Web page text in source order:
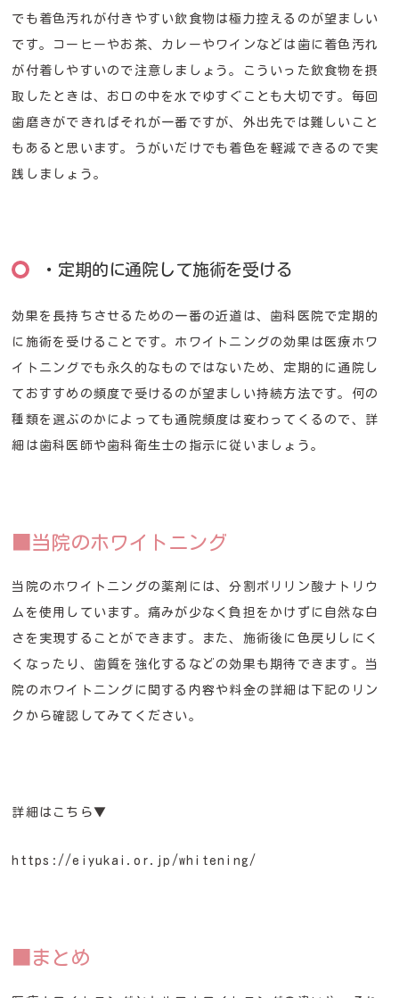
でも着色汚れが付きやすい飲食物は極力控えるのが望ましい
です。コーヒーやお茶、カレーやワインなどは歯に着色汚れ
が付着しやすいので注意しましょう。こういった飲食物を摂
取したときは、お口の中を水でゆすぐことも大切です。毎回
歯磨きができればそれが一番ですが、外出先では難しいこと
もあると思います。うがいだけでも着色を軽減できるので実
践しましょう。
・定期的に通院して施術を受ける
効果を長持ちさせるための一番の近道は、歯科医院で定期的
に施術を受けることです。ホワイトニングの効果は医療ホワ
イトニングでも永久的なものではないため、定期的に通院し
ておすすめの頻度で受けるのが望ましい持続方法です。何の
種類を選ぶのかによっても通院頻度は変わってくるので、詳
細は歯科医師や歯科衛生士の指示に従いましょう。
■当院のホワイトニング
当院のホワイトニングの薬剤には、分割ポリリン酸ナトリウ
ムを使用しています。痛みが少なく負担をかけずに自然な白
さを実現することができます。また、施術後に色戻りしにく
くなったり、歯質を強化するなどの効果も期待できます。当
院のホワイトニングに関する内容や料金の詳細は下記のリン
クから確認してみてください。
詳細はこちら▼
https://eiyukai.or.jp/whitening/
■まとめ